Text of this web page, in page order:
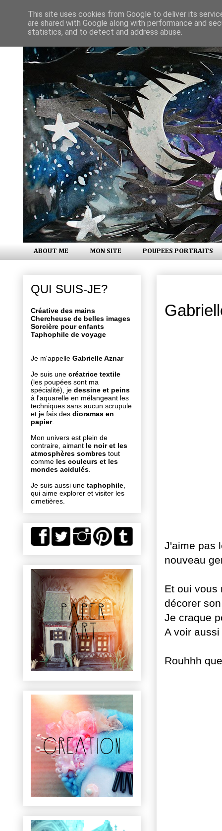
ABOUT ME MON SITE POUPEES PORTRAITS
J'aime pas
nouveau
Et oui vous
décorer
Je craque
A voir
Rouhhh
QUI SUIS-JE?
Créative des mains
Chercheuse de belles images
Sorcière pour enfants
Taphophile de voyage
Je m'appelle Gabrielle Aznar
Je suis une créatrice textile
(les poupées sont ma
spécialité), je dessine et peins
à l'aquarelle en mélangeant les
techniques sans aucun scrupule
et je fais des dioramas en
papier.
Mon univers est plein de
contraire, aimant le noir et les
atmosphères sombres tout
comme les couleurs et les
mondes acidulés
Je suis aussi une taphophile
qui aime explorer et visiter les
cimetières.
This site uses cookies from Google to deliver its
are shared with Google along with performance and
statistics, and to detect and address abuse.